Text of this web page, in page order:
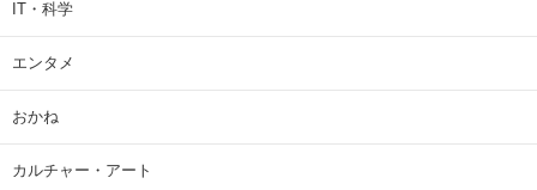
IT・科学
エンタメ
おかね
カルチャー・アート